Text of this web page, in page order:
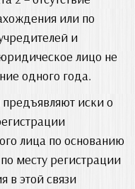
или по
и
лицо не
одного года.
иски о
лица по основанию
месту регистрации
в этой связи